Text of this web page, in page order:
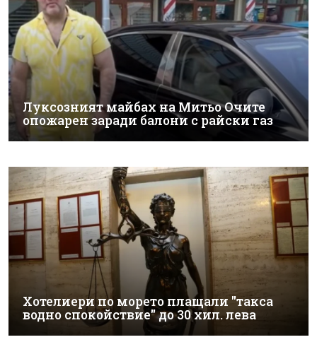
Луксозният майбах на Митьо Очите
опожарен заради балони с райски газ
Хотелиери по морето плащали "такса
водно спокойствие" до 30 хил. лева